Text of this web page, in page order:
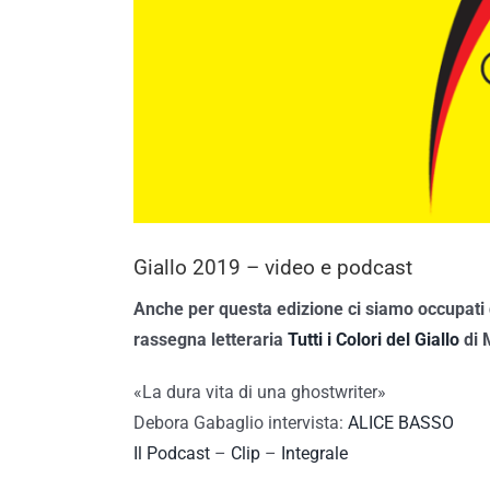
Giallo 2019 – video e podcast
Anche per questa edizione ci siamo
rassegna letteraria Tutti i Colori del Giallo di
«La dura vita di una ghostwriter»
Debora Gabaglio intervista: ALICE BASSO
Il Podcast – Clip – Integrale